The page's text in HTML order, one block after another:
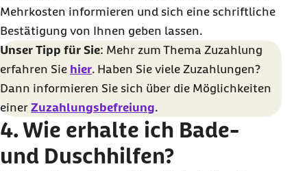
Mehrkosten informieren und sich eine schriftliche
Bestätigung von Ihnen geben lassen.
Unser Tipp für Sie: Mehr zum Thema Zuzahlung
erfahren Sie hier. Haben Sie viele Zuzahlungen?
Dann informieren Sie sich über die Möglichkeiten
einer Zuzahlungsbefreiung.
4. Wie erhalte ich Bade-
und Duschhilfen?